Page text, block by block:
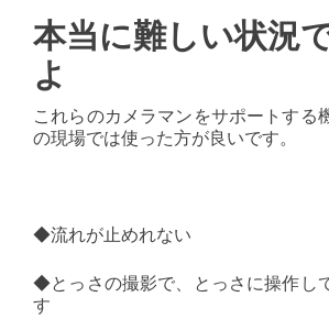
本当に難しい状況
よ
これらのカメラマンをサポートする
の現場では使った方が良いです。
◆流れが止めれない
◆とっさの撮影で、とっさに操作し
す